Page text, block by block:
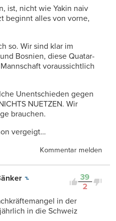
ist, nicht wie Yakin naiv
beginnt alles von vorne,
so. Wir sind klar im
Bosnien, diese Quatar-
voraussichtlich
Unentschieden gegen
NUETZEN. Wir
brauchen.
vergeigt…
Kommentar melden
39
2
in der
in die Schweiz